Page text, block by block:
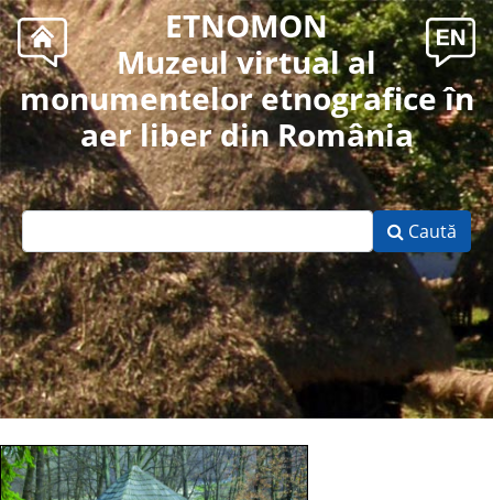
ETNOMON
Muzeul virtual al
monumentelor etnografice în
aer liber din România
Caută